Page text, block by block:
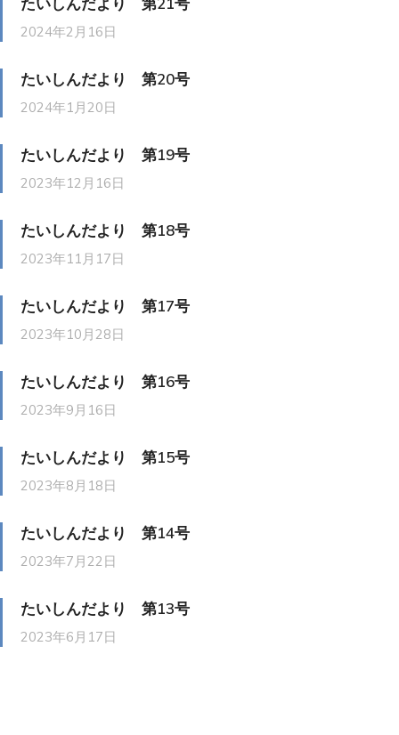
2024年2月16日
たいしんだより 第20号
2024年1月20日
たいしんだより 第19号
2023年12月16日
たいしんだより 第18号
2023年11月17日
たいしんだより 第17号
2023年10月28日
たいしんだより 第16号
2023年9月16日
たいしんだより 第15号
2023年8月18日
たいしんだより 第14号
2023年7月22日
たいしんだより 第13号
2023年6月17日